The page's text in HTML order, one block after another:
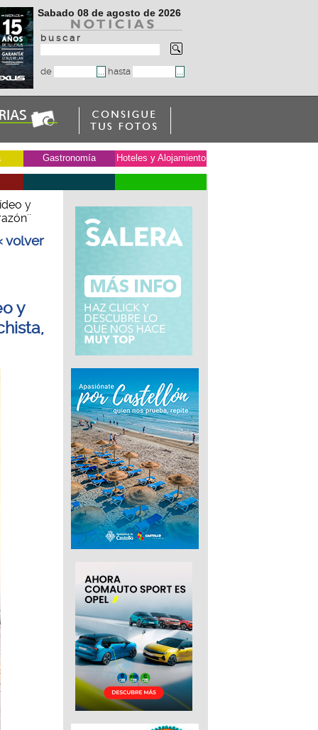
Sabado 08 de agosto de 2026
b u s c a r
de hasta
Gastronomía Hoteles y Alojamiento
y
volver
y